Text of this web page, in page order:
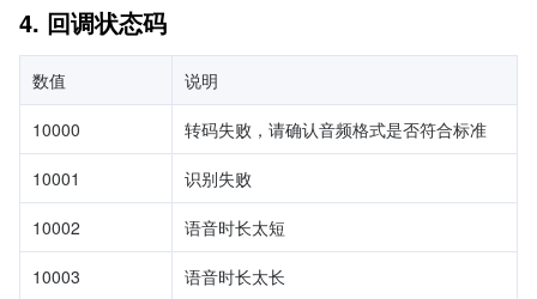
4. 回调状态码
数值 说明
10000 转码失败，请确认音频格式是否符合标准
10001 识别失败
10002 语音时长太短
10003 语音时长太长